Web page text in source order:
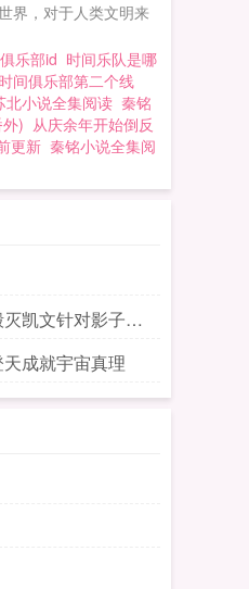
界，对于人类文明来
乐部id 时间乐队是哪
时间俱乐部第二个线
北小说全集阅读 秦铭
) 从庆余年开始倒反
更新 秦铭小说全集阅
凯文针对影子们
成就宇宙真理